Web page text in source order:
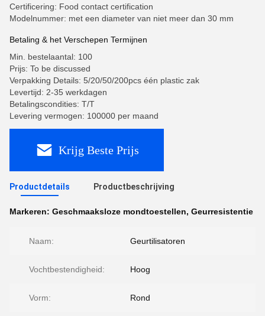
Certificering: Food contact certification
Modelnummer: met een diameter van niet meer dan 30 mm
Betaling & het Verschepen Termijnen
Min. bestelaantal: 100
Prijs: To be discussed
Verpakking Details: 5/20/50/200pcs één plastic zak
Levertijd: 2-35 werkdagen
Betalingscondities: T/T
Levering vermogen: 100000 per maand
Krijg Beste Prijs
Productdetails Productbeschrijving
Markeren: Geschmaaksloze mondtoestellen, Geurresistentie
Naam: Geurtilisatoren
Vochtbestendigheid: Hoog
Vorm: Rond